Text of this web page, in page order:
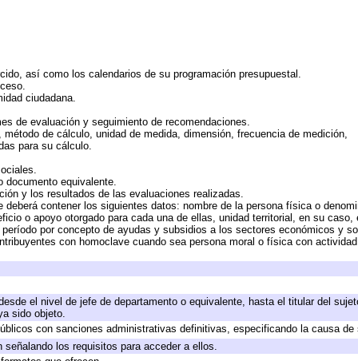
así como los calendarios de su programación presupuestal.
ciudadana.
de evaluación y seguimiento de recomendaciones.
de cálculo, unidad de medida, dimensión, frecuencia de medición,
para su cálculo.
documento equivalente.
y los resultados de las evaluaciones realizadas.
deberá contener los siguientes datos: nombre de la persona física o
o apoyo otorgado para cada una de ellas, unidad territorial, en su
por concepto de ayudas y subsidios a los sectores económicos y
con homoclave cuando sea persona moral o física con
el nivel de jefe de departamento o equivalente, hasta el titular del
sido objeto.
con sanciones administrativas definitivas, especificando la causa
los requisitos para acceder a ellos.